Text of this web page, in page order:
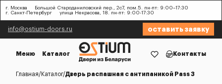
г. Москва
Большой Староданиловский пер., 2с7, пом.5. пн-пт: 9:00–17:30
г. Санкт-Петербург
улица Некрасова, 18. пн-пт: 9:00-17:30
info@ostium-doors.ru оставить заявку
Меню Каталог Контакты
Главная Каталог Дверь распашная с антипаникой Pass 3